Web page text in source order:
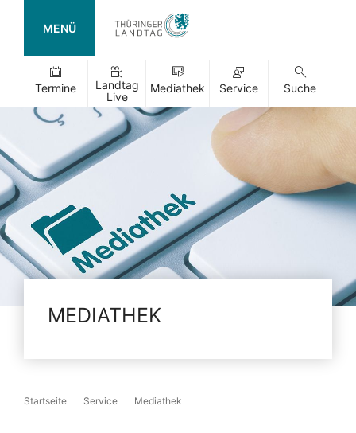
MENÜ
Termine
Landtag
Live
Mediathek Service Suche
MEDIATHEK
Startseite Service Mediathek